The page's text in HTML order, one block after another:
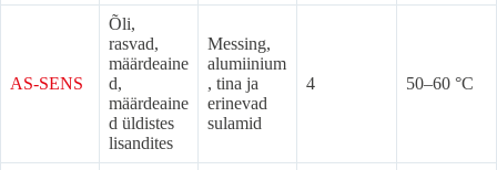
AS-SENS
Õli,
rasvad,
määrdeaine
d,
määrdeaine
d üldistes
lisandites
Messing,
alumiinium
, tina ja
erinevad
sulamid
4 50–60 °C